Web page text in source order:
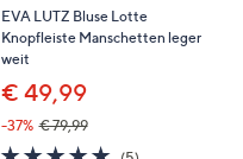
EVA LUTZ Bluse Lotte
Knopfleiste Manschetten leger
weit
€ 49,99
-37% € 79,99
4.85